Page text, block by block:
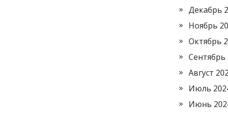
Декабрь
Ноябрь
Октябрь
Сентябрь
Август
Июль
Июнь